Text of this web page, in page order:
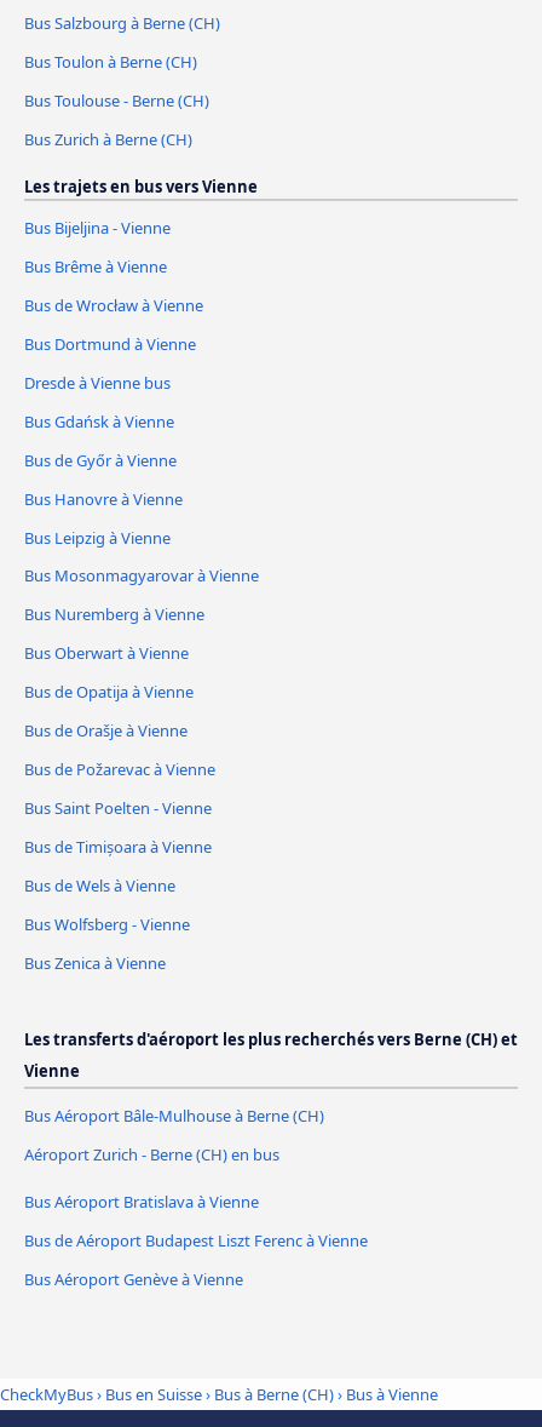
Bus Salzbourg à Berne (CH)
Bus Toulon à Berne (CH)
Bus Toulouse - Berne (CH)
Bus Zurich à Berne (CH)
Les trajets en bus vers Vienne
Bus Bijeljina - Vienne
Bus Brême à Vienne
Bus de Wrocław à Vienne
Bus Dortmund à Vienne
Dresde à Vienne bus
Bus Gdańsk à Vienne
Bus de Győr à Vienne
Bus Hanovre à Vienne
Bus Leipzig à Vienne
Bus Mosonmagyarovar à Vienne
Bus Nuremberg à Vienne
Bus Oberwart à Vienne
Bus de Opatija à Vienne
Bus de Orašje à Vienne
Bus de Požarevac à Vienne
Bus Saint Poelten - Vienne
Bus de Timișoara à Vienne
Bus de Wels à Vienne
Bus Wolfsberg - Vienne
Bus Zenica à Vienne
Les transferts d'aéroport les plus recherchés vers Berne (CH) et
Vienne
Bus Aéroport Bâle-Mulhouse à Berne (CH)
Aéroport Zurich - Berne (CH) en bus
Bus Aéroport Bratislava à Vienne
Bus de Aéroport Budapest Liszt Ferenc à Vienne
Bus Aéroport Genève à Vienne
CheckMyBus› Bus en Suisse› Bus à Berne (CH)› Bus à Vienne